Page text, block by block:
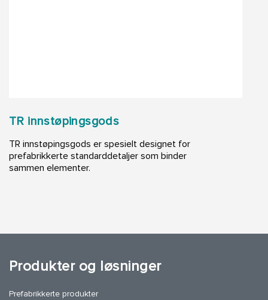
TR innstøpingsgods
TR innstøpingsgods er spesielt designet for
prefabrikkerte standarddetaljer som binder
sammen elementer.
Produkter og løsninger
Prefabrikkerte produkter